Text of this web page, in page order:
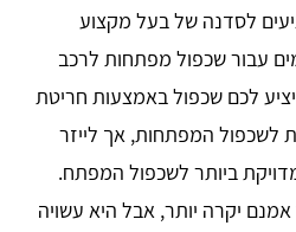
לסדנה של בעל מקצוע
עבור שכפול מפתחות לרכב
לכם שכפול באמצעות חריטת
לשכפול המפתחות, אך לייזר
ביותר לשכפול המפתח.
יקרה יותר, אבל היא עשויה